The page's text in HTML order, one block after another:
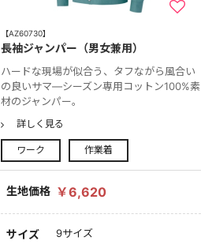
【AZ60730】
長袖ジャンパー（男女兼用）
ハードな現場が似合う、タフながら風合い
の良いサマ―シーズン専用コットン100%素
材のジャンパー。
詳しく見る
ワーク 作業着
生地価格 ￥6,620
サイズ 9サイズ